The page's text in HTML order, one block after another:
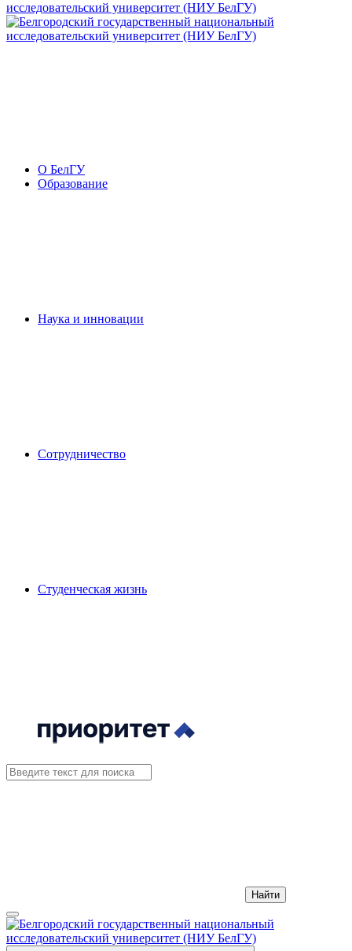
О БелГУ
Образование
Наука и инновации
Сотрудничество
Студенческая жизнь
Найти